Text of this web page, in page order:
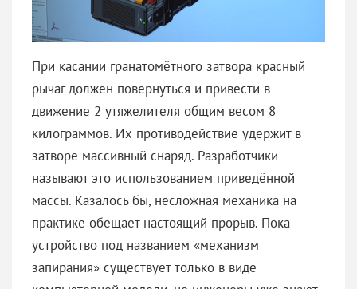
При касании гранатомётного затвора красный
рычаг должен повернуться и привести в
движение 2 утяжелителя общим весом 8
килограммов. Их противодействие удержит в
затворе массивный снаряд. Разработчики
называют это использованием приведённой
массы. Казалось бы, несложная механика на
практике обещает настоящий прорыв. Пока
устройство под названием «механизм
запирания» существует только в виде